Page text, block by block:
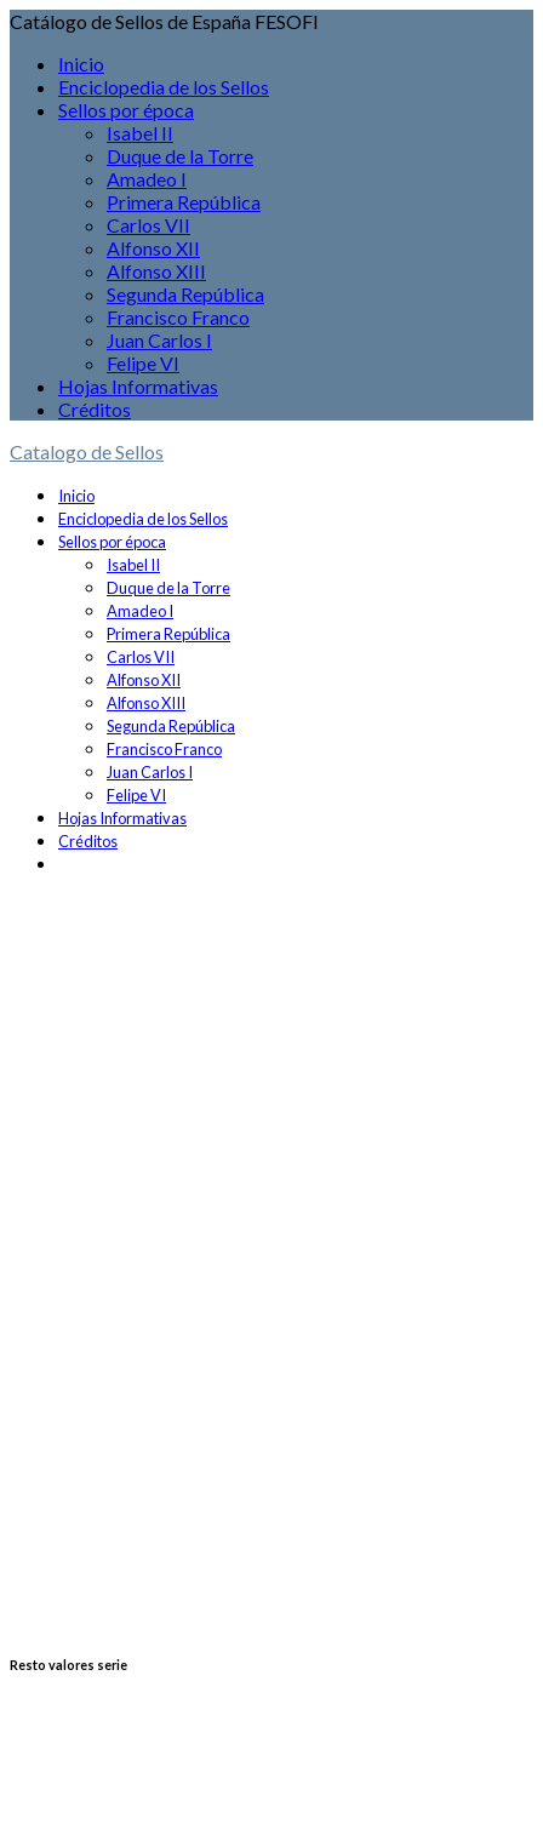
Catálogo de Sellos de España FESOFI
Inicio
Enciclopedia de los Sellos
Sellos por época
Isabel II
Duque de la Torre
Amadeo I
Primera República
Carlos VII
Alfonso XII
Alfonso XIII
Segunda República
Francisco Franco
Juan Carlos I
Felipe VI
Hojas Informativas
Créditos
Catalogo de Sellos
Inicio
Enciclopedia de los Sellos
Sellos por época
Isabel II
Duque de la Torre
Amadeo I
Primera República
Carlos VII
Alfonso XII
Alfonso XIII
Segunda República
Francisco Franco
Juan Carlos I
Felipe VI
Hojas Informativas
Créditos
Resto valores serie